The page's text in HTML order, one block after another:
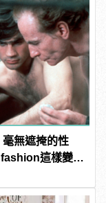
無遮掩的性
這樣變型